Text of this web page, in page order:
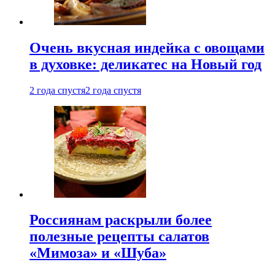
Очень вкусная индейка с овощами
в духовке: деликатес на Новый год
2 года спустя2 года спустя
Россиянам раскрыли более
полезные рецепты салатов
«Мимоза» и «Шуба»